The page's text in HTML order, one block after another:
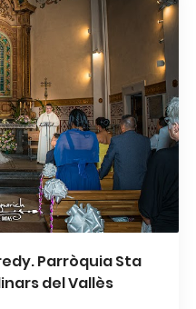
Parròquia Sta
del Vallès